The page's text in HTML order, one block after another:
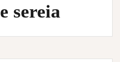
sereia